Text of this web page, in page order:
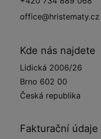
office@hristematy.cz
Kde nás najdete
Lidická 2006/26
Brno 602 00
Česká republika
Fakturační údaje